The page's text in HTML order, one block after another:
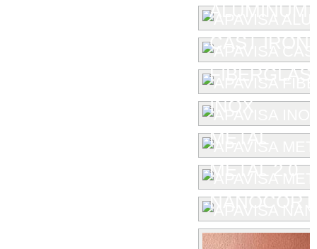
ALUMINUM
CAST IRON
INOX
METAL
METAL 2.0